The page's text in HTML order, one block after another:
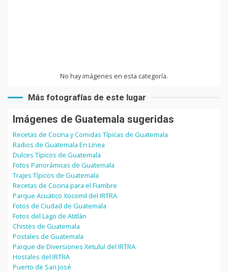
No hay imágenes en esta categoría.
Más fotografías de este lugar
Imágenes de Guatemala sugeridas
Recetas de Cocina y Comidas Típicas de Guatemala
Radios de Guatemala En Línea
Dulces Típicos de Guatemala
Fotos Panorámicas de Guatemala
Trajes Típicos de Guatemala
Recetas de Cocina para el Fiambre
Parque Acuático Xocomil del IRTRA
Fotos de Ciudad de Guatemala
Fotos del Lago de Atitlán
Chistes de Guatemala
Postales de Guatemala
Parque de Diversiones Xetulul del IRTRA
Hostales del IRTRA
Puerto de San José